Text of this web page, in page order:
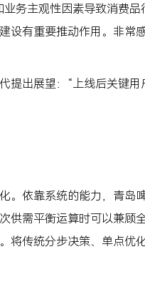
务主观性因素导致消费
设有重要推动作用。非
提出展望：“上线后关键
。依靠系统的能力，青
供需平衡运算时可以兼
将传统分步决策、单点